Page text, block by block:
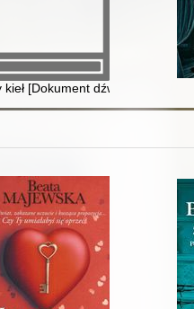
kieł [Dokument dźwiękowy]